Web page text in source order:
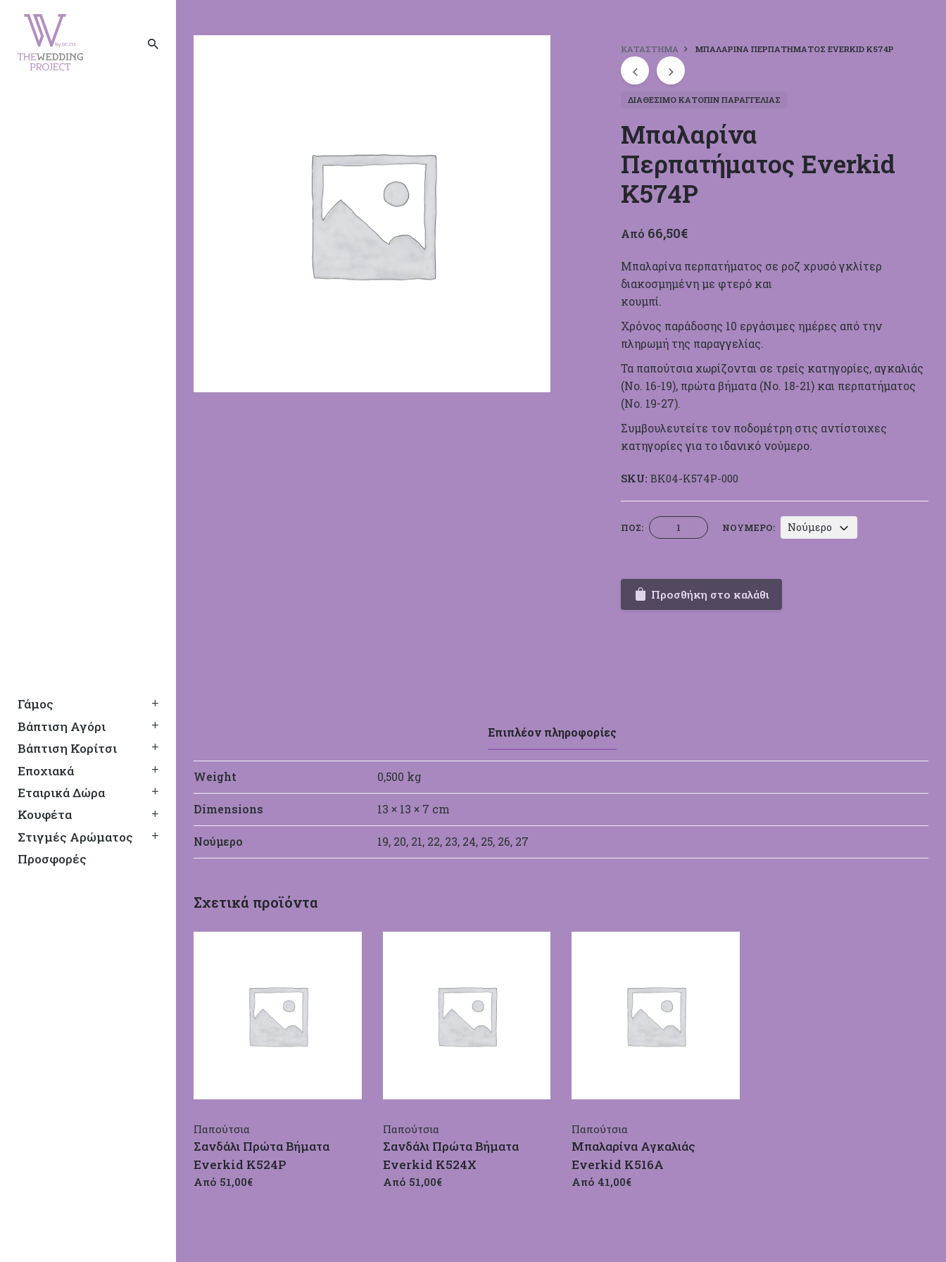
Γάμος
Βάπτιση Αγόρι
Βάπτιση Κορίτσι
Εποχιακά
Εταιρικά Δώρα
Κουφέτα
Στιγμές Αρώματος
Προσφορές
ΚΑΤΆΣΤΗΜΑ ΜΠΑΛΑΡΊΝΑ ΠΕΡΠΑΤΉΜΑΤΟΣ EVERKID Κ574Ρ
ΔΙΑΘΈΣΙΜΟ ΚΑΤΌΠΙΝ ΠΑΡΑΓΓΕΛΊΑΣ
Μπαλαρίνα
Περπατήματος Everkid
Κ574Ρ
Από 66,50€
Μπαλαρίνα περπατήματος σε ροζ χρυσό γκλίτερ
διακοσμημένη με φτερό και
κουμπί.
Χρόνος παράδοσης 10 εργάσιμες ημέρες από την
πληρωμή της παραγγελίας.
Τα παπούτσια χωρίζονται σε τρείς κατηγορίες, αγκαλιάς
(Νο. 16-19), πρώτα βήματα (Νο. 18-21) και περπατήματος
(Νο. 19-27).
Συμβουλευτείτε τον ποδομέτρη στις αντίστοιχες
κατηγορίες για το ιδανικό νούμερο.
SKU: BK04-Κ574Ρ-000
ΠΟΣ: Μπαλαρίνα
Περπατήματος
Κ574Ρ
ποσότητα
ΝΟΎΜΕΡΟ: Νούμερο
Προσθήκη στο καλάθι
Επιπλέον πληροφορίες
Weight 0,500 kg
Dimensions 13 × 13 × 7 cm
Νούμερο 19, 20, 21, 22, 23, 24, 25, 26, 27
Σχετικά προϊόντα
Παπούτσια
Σανδάλι Πρώτα Βήματα
Everkid Κ524Ρ
Από 51,00€
Παπούτσια
Σανδάλι Πρώτα Βήματα
Everkid Κ524Χ
Από 51,00€
Παπούτσια
Μπαλαρίνα Αγκαλιάς
Everkid Κ516Α
Από 41,00€